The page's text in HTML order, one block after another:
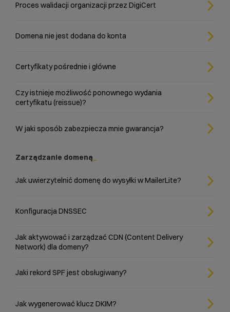
Proces walidacji organizacji przez DigiCert
Domena nie jest dodana do konta
Certyfikaty pośrednie i główne
Czy istnieje możliwość ponownego wydania
certyfikatu (reissue)?
W jaki sposób zabezpiecza mnie gwarancja?
Zarządzanie domeną
Jak uwierzytelnić domenę do wysyłki w MailerLite?
Konfiguracja DNSSEC
Jak aktywować i zarządzać CDN (Content Delivery
Network) dla domeny?
Jaki rekord SPF jest obsługiwany?
Jak wygenerować klucz DKIM?